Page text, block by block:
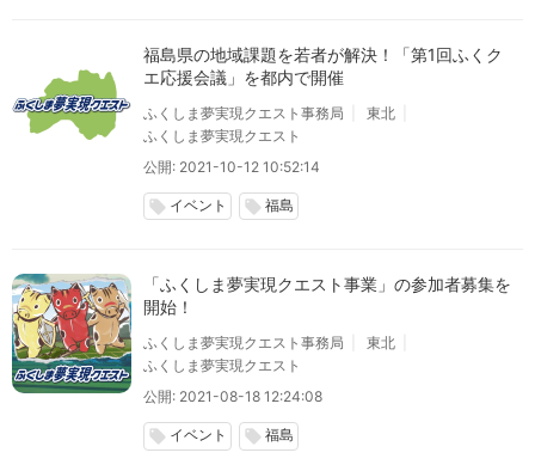
福島県の地域課題を若者が解決！「第1回ふくク
エ応援会議」を都内で開催
ふくしま夢実現クエスト事務局
東北
ふくしま夢実現クエスト
公開: 2021-10-12 10:52:14
local_offer イベント local_offer 福島
「ふくしま夢実現クエスト事業」の参加者募集を
開始！
ふくしま夢実現クエスト事務局
東北
ふくしま夢実現クエスト
公開: 2021-08-18 12:24:08
local_offer イベント local_offer 福島